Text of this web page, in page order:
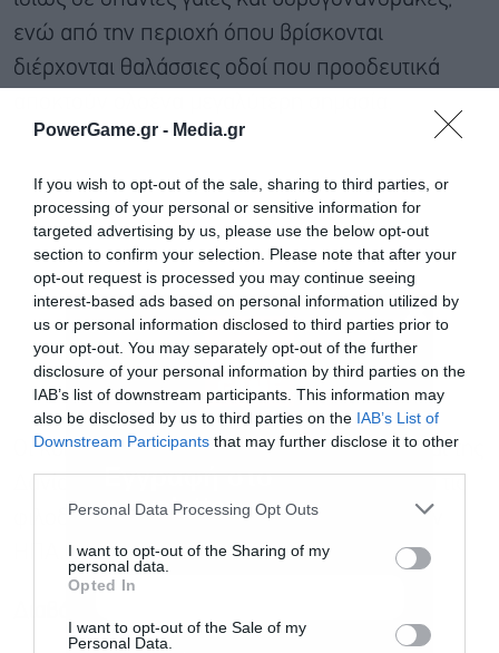
PowerGame.gr - Media.gr
If you wish to opt-out of the sale, sharing to third parties, or
processing of your personal or sensitive information for
targeted advertising by us, please use the below opt-out
section to confirm your selection. Please note that after your
opt-out request is processed you may continue seeing
interest-based ads based on personal information utilized by
us or personal information disclosed to third parties prior to
your opt-out. You may separately opt-out of the further
disclosure of your personal information by third parties on the
IAB’s list of downstream participants. This information may
also be disclosed by us to third parties on the IAB’s List of
Downstream Participants that may further disclose it to other
Personal Data Processing Opt Outs
I want to opt-out of the Sharing of my
personal data.
Opted In
I want to opt-out of the Sale of my
Personal Data.
ενώ από την περιοχή όπου βρίσκονται
διέρχονται θαλάσσιες οδοί που προοδευτικά
Οι κυβερνήσεις τόσο της Γροιλανδίας όσο και της
φιλοδοξίες του 45ου και 47ου προέδρου των
Εγγραφή στο
newsletter